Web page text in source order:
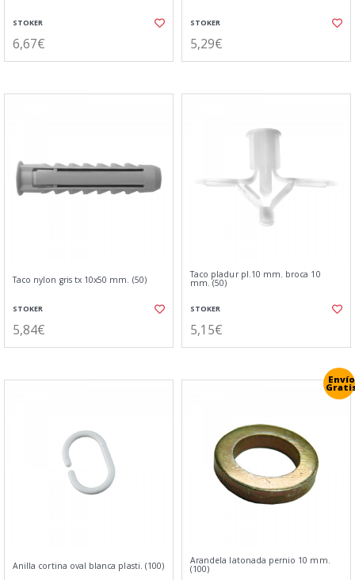
STOKER
6,67€
STOKER
5,29€
Taco nylon gris tx 10x50 mm. (50)
STOKER
5,84€
Taco pladur pl.10 mm. broca 10
mm. (50)
STOKER
5,15€
Anilla cortina oval blanca plasti. (100)
Envío
Arandela latonada pernio 10 mm.
(100)